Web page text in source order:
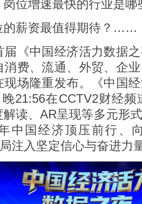
增速最快的行业是哪
薪资最值得期待？……
中国经济活力数据之
消费、流通、外贸、企
现场隆重发布。《中国
21:56在CCTV2财经
读、AR呈现等多元形
中国经济顶压前行、
注入坚定信心与奋进力